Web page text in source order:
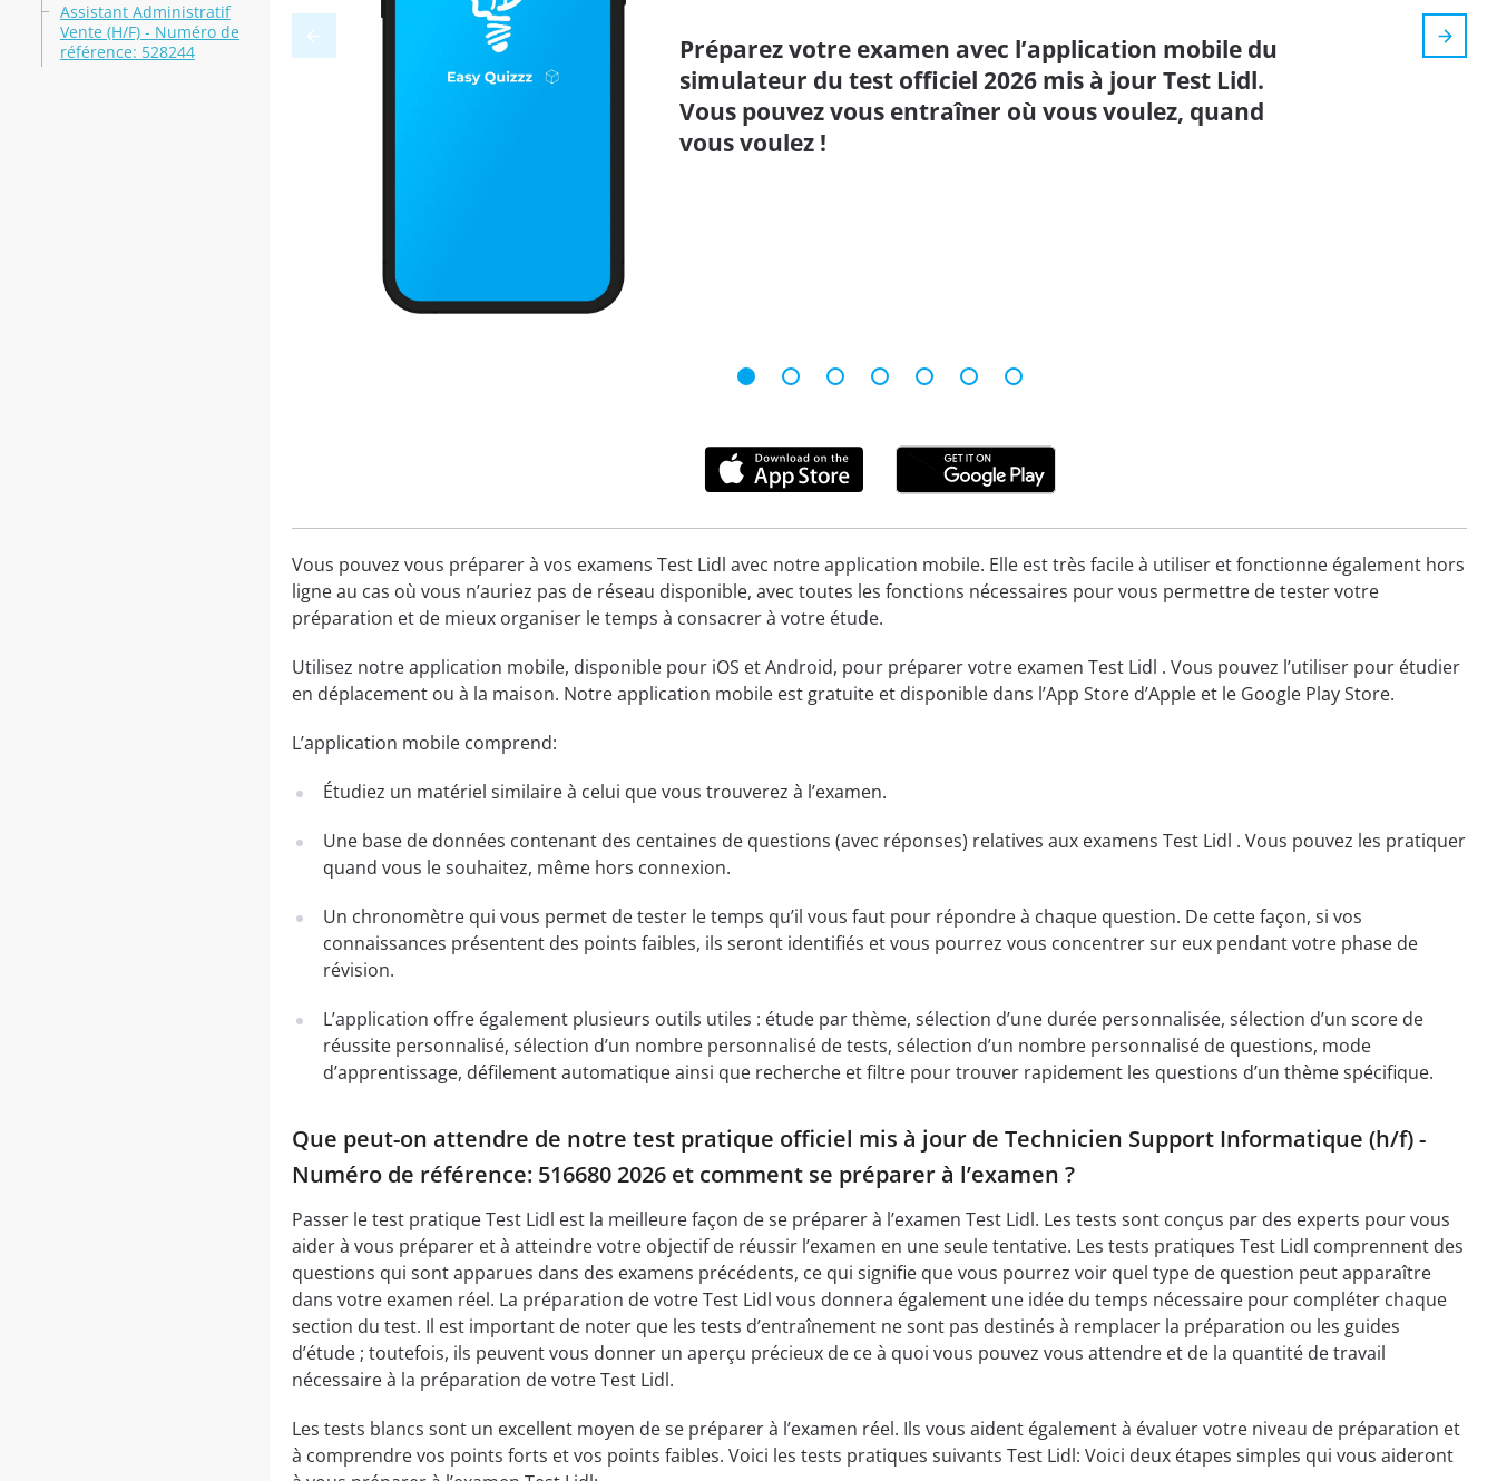
Assistant Administratif
Vente (H/F) - Numéro de
référence: 528244
Préparez votre examen avec l’application mobile du
simulateur du test officiel 2026 mis à jour Test Lidl.
Vous pouvez vous entraîner où vous voulez, quand
vous voulez !
Vous pouvez vous préparer à vos examens Test Lidl avec notre application mobile. Elle est très facile à utiliser et fonctionne également hors
ligne au cas où vous n’auriez pas de réseau disponible, avec toutes les fonctions nécessaires pour vous permettre de tester votre
préparation et de mieux organiser le temps à consacrer à votre étude.
Utilisez notre application mobile, disponible pour iOS et Android, pour préparer votre examen Test Lidl . Vous pouvez l’utiliser pour étudier
en déplacement ou à la maison. Notre application mobile est gratuite et disponible dans l’App Store d’Apple et le Google Play Store.
L’application mobile comprend:
Étudiez un matériel similaire à celui que vous trouverez à l’examen.
Une base de données contenant des centaines de questions (avec réponses) relatives aux examens Test Lidl . Vous pouvez les pratiquer
quand vous le souhaitez, même hors connexion.
Un chronomètre qui vous permet de tester le temps qu’il vous faut pour répondre à chaque question. De cette façon, si vos
connaissances présentent des points faibles, ils seront identifiés et vous pourrez vous concentrer sur eux pendant votre phase de
révision.
L’application offre également plusieurs outils utiles : étude par thème, sélection d’une durée personnalisée, sélection d’un score de
réussite personnalisé, sélection d’un nombre personnalisé de tests, sélection d’un nombre personnalisé de questions, mode
d’apprentissage, défilement automatique ainsi que recherche et filtre pour trouver rapidement les questions d’un thème spécifique.
Que peut-on attendre de notre test pratique officiel mis à jour de Technicien Support Informatique (h/f) -
Numéro de référence: 516680 2026 et comment se préparer à l’examen ?
Passer le test pratique Test Lidl est la meilleure façon de se préparer à l’examen Test Lidl. Les tests sont conçus par des experts pour vous
aider à vous préparer et à atteindre votre objectif de réussir l’examen en une seule tentative. Les tests pratiques Test Lidl comprennent des
questions qui sont apparues dans des examens précédents, ce qui signifie que vous pourrez voir quel type de question peut apparaître
dans votre examen réel. La préparation de votre Test Lidl vous donnera également une idée du temps nécessaire pour compléter chaque
section du test. Il est important de noter que les tests d’entraînement ne sont pas destinés à remplacer la préparation ou les guides
d’étude ; toutefois, ils peuvent vous donner un aperçu précieux de ce à quoi vous pouvez vous attendre et de la quantité de travail
nécessaire à la préparation de votre Test Lidl.
Les tests blancs sont un excellent moyen de se préparer à l’examen réel. Ils vous aident également à évaluer votre niveau de préparation et
à comprendre vos points forts et vos points faibles. Voici les tests pratiques suivants Test Lidl: Voici deux étapes simples qui vous aideront